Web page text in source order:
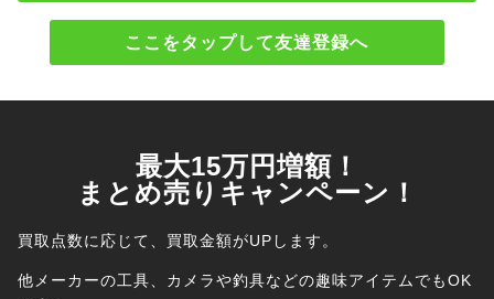
ここをタップして友達登録へ
最大15万円増額！
まとめ売りキャンペーン！
買取点数に応じて、買取金額がUPします。
他メーカーの工具、カメラや釣具などの趣味アイテムでもOK